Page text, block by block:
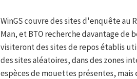
WinGS couvre des sites d'enquête au
Man, et BTO recherche davantage de
visiteront des sites de repos établis
des sites aléatoires, dans des zones
espèces de mouettes présentes,